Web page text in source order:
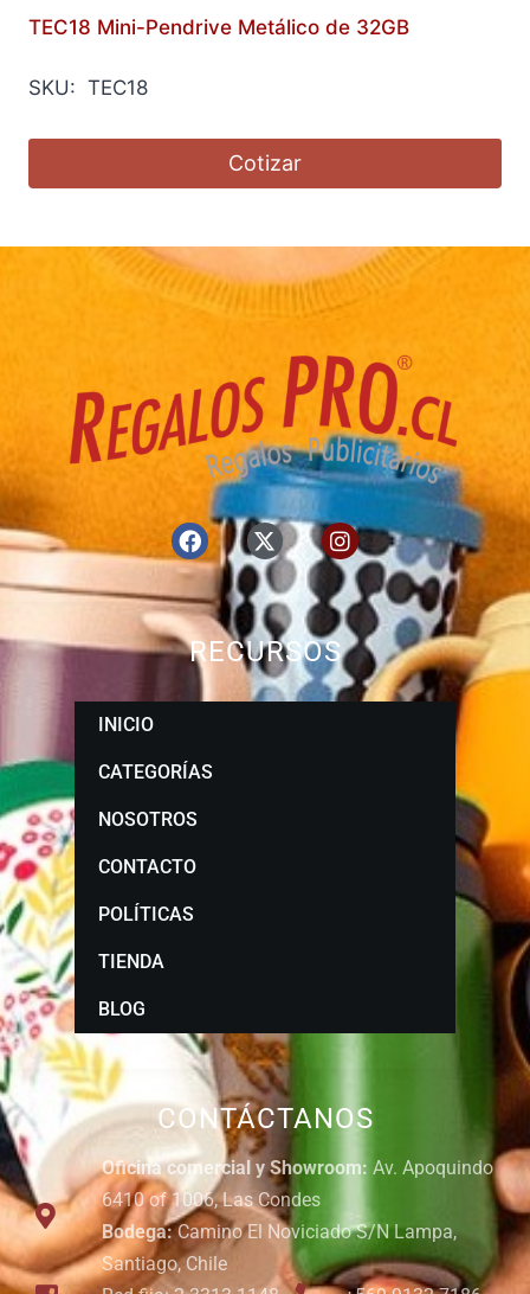
TEC18 Mini-Pendrive Metálico de 32GB
SKU: TEC18
Cotizar
CONTÁCTANOS
Oficina comercial y Showroom: Av. Apoquindo
6410 of 1006, Las Condes
Bodega:Camino El Noviciado S/N Lampa,
Santiago, Chile
RECURSOS
INICIO
CATEGORÍAS
NOSOTROS
CONTACTO
POLÍTICAS
TIENDA
BLOG